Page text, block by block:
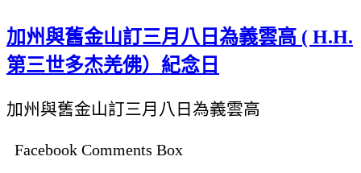
加州與舊金山訂三月八日為義雲高 ( H.H.
第三世多杰羌佛）紀念日
加州與舊金山訂三月八日為義雲高
Facebook Comments Box